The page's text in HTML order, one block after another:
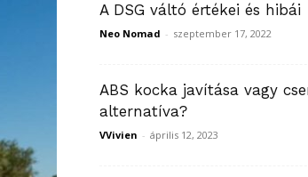
A DSG váltó értékei és hibái
Neo Nomad - szeptember 17, 2022
ABS kocka javítása vagy
alternatíva?
VVivien - április 12, 2023